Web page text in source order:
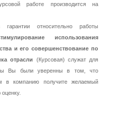
работе производится на
относительно работы
использования
и его совершенствование по
отрасли
(Курсовая) служат для
Вы были уверенны в том, что
в компанию получите желаемый